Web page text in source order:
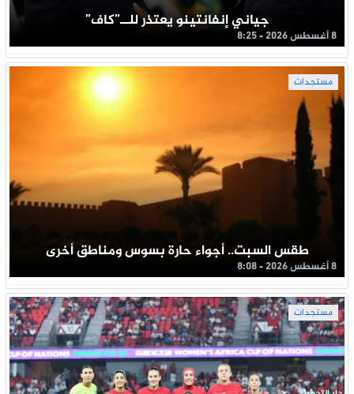
جياني إنفانتينو يعتذر للــ”كاف”
8 أغسطس 2026 - 8:25
مستجدات
طقس السبت.. أجواء حارة بسوس ومناطق أخرى
8 أغسطس 2026 - 8:08
مستجدات